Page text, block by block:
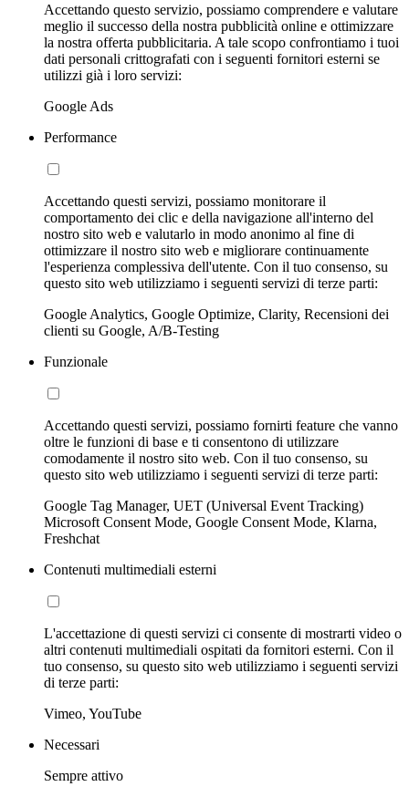
Accettando questo servizio, possiamo comprendere e valutare
meglio il successo della nostra pubblicità online e ottimizzare
la nostra offerta pubblicitaria. A tale scopo confrontiamo i tuoi
dati personali crittografati con i seguenti fornitori esterni se
utilizzi già i loro servizi:
Google Ads
Performance
Accettando questi servizi, possiamo monitorare il
comportamento dei clic e della navigazione all'interno del
nostro sito web e valutarlo in modo anonimo al fine di
ottimizzare il nostro sito web e migliorare continuamente
l'esperienza complessiva dell'utente. Con il tuo consenso, su
questo sito web utilizziamo i seguenti servizi di terze parti:
Google Analytics, Google Optimize, Clarity, Recensioni dei
clienti su Google, A/B-Testing
Funzionale
Accettando questi servizi, possiamo fornirti feature che vanno
oltre le funzioni di base e ti consentono di utilizzare
comodamente il nostro sito web. Con il tuo consenso, su
questo sito web utilizziamo i seguenti servizi di terze parti:
Google Tag Manager, UET (Universal Event Tracking)
Microsoft Consent Mode, Google Consent Mode, Klarna,
Freshchat
Contenuti multimediali esterni
L'accettazione di questi servizi ci consente di mostrarti video o
altri contenuti multimediali ospitati da fornitori esterni. Con il
tuo consenso, su questo sito web utilizziamo i seguenti servizi
di terze parti:
Vimeo, YouTube
Necessari
Sempre attivo